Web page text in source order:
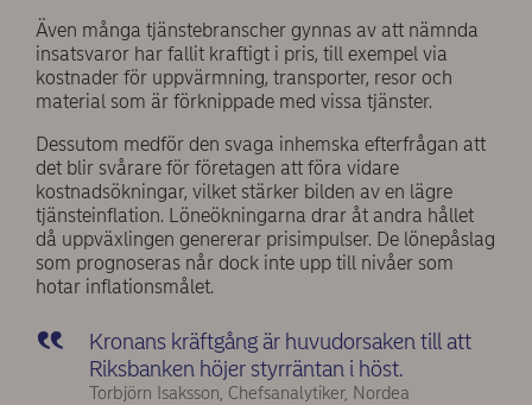
Även många tjänstebranscher gynnas av att nämnda
insatsvaror har fallit kraftigt i pris, till exempel via
kostnader för uppvärmning, transporter, resor och
material som är förknippade med vissa tjänster.
Dessutom medför den svaga inhemska efterfrågan att
det blir svårare för företagen att föra vidare
kostnadsökningar, vilket stärker bilden av en lägre
tjänsteinflation. Löneökningarna drar åt andra hållet
då uppväxlingen genererar prisimpulser. De lönepåslag
som prognoseras når dock inte upp till nivåer som
hotar inflationsmålet.
Kronans kräftgång är huvudorsaken till att
Riksbanken höjer styrräntan i höst.
Torbjörn Isaksson, Chefsanalytiker, Nordea